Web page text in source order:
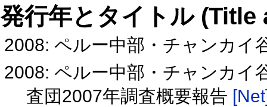
発行年とタイトル
2008: ペルー中部・チャンカイ
2008: ペルー中部・チャンカイ
査団2007年調査概要報告